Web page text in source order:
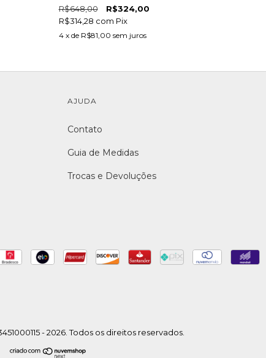
R$648,00
R$324,00
R$314,28 com Pix
4 x de R$81,00 sem juros
AJUDA
Contato
Guia de Medidas
Trocas e Devoluções
- 2026. Todos os direitos reservados.